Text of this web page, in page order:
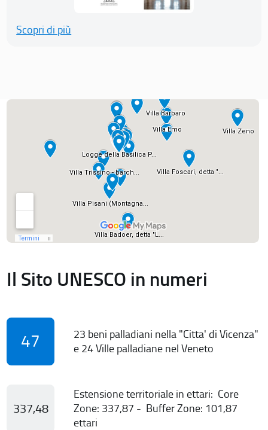
Scopri di più
Il Sito UNESCO in numeri
47
23 beni palladiani nella "Citta' di Vicenza"
e 24 Ville palladiane nel Veneto
337,48
Estensione territoriale in ettari: Core
Zone: 337,87 - Buffer Zone: 101,87
ettari